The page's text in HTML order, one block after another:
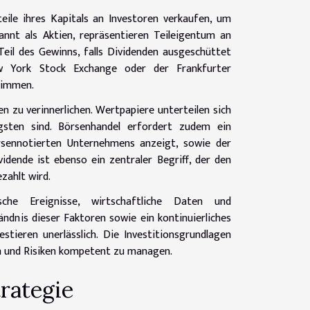
ihres Kapitals an Investoren verkaufen, um
als Aktien, repräsentieren Teileigentum an
des Gewinns, falls Dividenden ausgeschüttet
Stock Exchange oder der Frankfurter
zu verinnerlichen. Wertpapiere unterteilen sich
sind. Börsenhandel erfordert zudem ein
Unternehmens anzeigt, sowie der
ist ebenso ein zentraler Begriff, der den
wird.
Ereignisse, wirtschaftliche Daten und
dieser Faktoren sowie ein kontinuierliches
unerlässlich. Die Investitionsgrundlagen
Risiken kompetent zu managen.